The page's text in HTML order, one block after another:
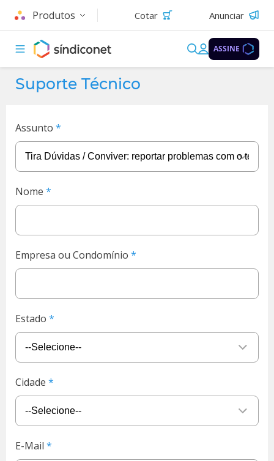
Produtos Cotar Anunciar
ASSINE
Suporte Técnico
Assunto
Nome
Empresa ou Condomínio
Estado
Cidade
E-Mail